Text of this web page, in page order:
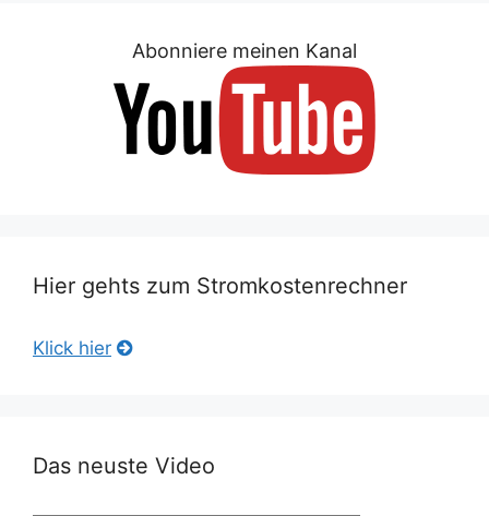
Abonniere meinen Kanal
Hier gehts zum Stromkostenrechner
Klick hier
Das neuste Video